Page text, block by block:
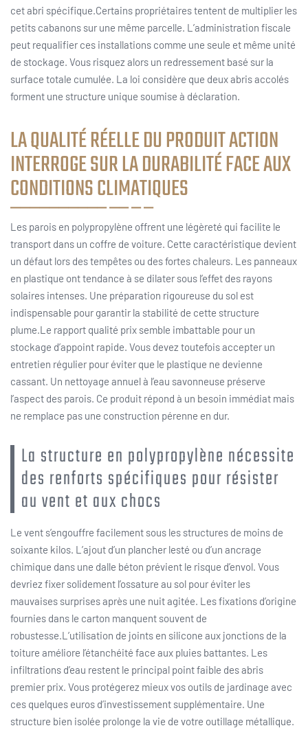
cet abri spécifique.Certains propriétaires tentent de multiplier les
petits cabanons sur une même parcelle. L’administration fiscale
peut requalifier ces installations comme une seule et même unité
de stockage. Vous risquez alors un redressement basé sur la
surface totale cumulée. La loi considère que deux abris accolés
forment une structure unique soumise à déclaration.
LA QUALITÉ RÉELLE DU PRODUIT ACTION
INTERROGE SUR LA DURABILITÉ FACE AUX
CONDITIONS CLIMATIQUES
Les parois en polypropylène offrent une légèreté qui facilite le
transport dans un coffre de voiture. Cette caractéristique devient
un défaut lors des tempêtes ou des fortes chaleurs. Les panneaux
en plastique ont tendance à se dilater sous l’effet des rayons
solaires intenses. Une préparation rigoureuse du sol est
indispensable pour garantir la stabilité de cette structure
plume.Le rapport qualité prix semble imbattable pour un
stockage d’appoint rapide. Vous devez toutefois accepter un
entretien régulier pour éviter que le plastique ne devienne
cassant. Un nettoyage annuel à l’eau savonneuse préserve
l’aspect des parois. Ce produit répond à un besoin immédiat mais
ne remplace pas une construction pérenne en dur.
La structure en polypropylène nécessite
des renforts spécifiques pour résister
au vent et aux chocs
Le vent s’engouffre facilement sous les structures de moins de
soixante kilos. L’ajout d’un plancher lesté ou d’un ancrage
chimique dans une dalle béton prévient le risque d’envol. Vous
devriez fixer solidement l’ossature au sol pour éviter les
mauvaises surprises après une nuit agitée. Les fixations d’origine
fournies dans le carton manquent souvent de
robustesse.L’utilisation de joints en silicone aux jonctions de la
toiture améliore l’étanchéité face aux pluies battantes. Les
infiltrations d’eau restent le principal point faible des abris
premier prix. Vous protégerez mieux vos outils de jardinage avec
ces quelques euros d’investissement supplémentaire. Une
structure bien isolée prolonge la vie de votre outillage métallique.